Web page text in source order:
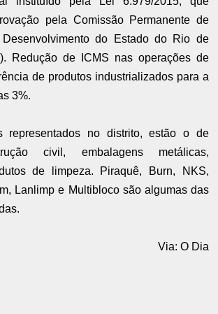
pela Comissão Permanente de
do Estado do Rio de
Redução de ICMS nas operações de
de produtos industrializados para a
3%.
representados no distrito, estão o de
civil, embalagens metálicas,
de limpeza. Piraquê, Burn, NKS,
Lanlimp e Multibloco são algumas das
Via: O Dia